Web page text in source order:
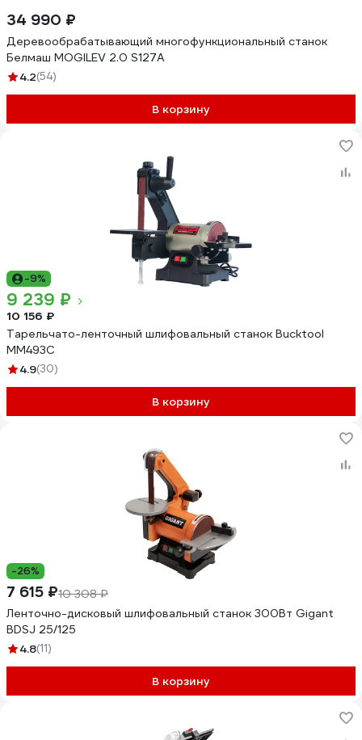
34 990 ₽
Деревообрабатывающий многофункциональный станок
Белмаш MOGILEV 2.0 S127A
4.2(54)
В корзину
-9%
9 239 ₽
10 156 ₽
Тарельчато-ленточный шлифовальный станок Bucktool
MM493C
4.9(30)
В корзину
-26%
7 615 ₽10 308 ₽
Ленточно-дисковый шлифовальный станок 300Вт Gigant
BDSJ 25/125
4.8(11)
В корзину